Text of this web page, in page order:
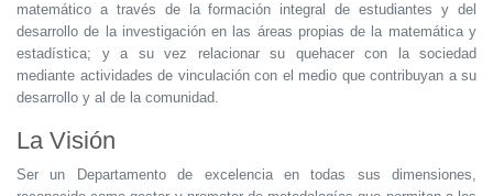
matemático a través de la formación integral de estudiantes y del
desarrollo de la investigación en las áreas propias de la matemática y
estadística; y a su vez relacionar su quehacer con la sociedad
mediante actividades de vinculación con el medio que contribuyan a su
desarrollo y al de la comunidad.
La Visión
Ser un Departamento de excelencia en todas sus dimensiones,